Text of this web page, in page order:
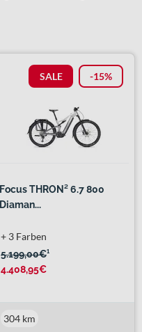
SALE -15%
Focus THRON² 6.7 800
Diaman...
5.199,00€¹
4.408,95€
+ 3 Farben
304 km